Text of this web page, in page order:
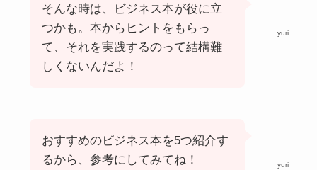
yuri
そんな時は、ビジネス本が役に立
つかも。本からヒントをもらっ
て、それを実践するのって結構難
しくないんだよ！
yuri
おすすめのビジネス本を5つ紹介す
るから、参考にしてみてね！